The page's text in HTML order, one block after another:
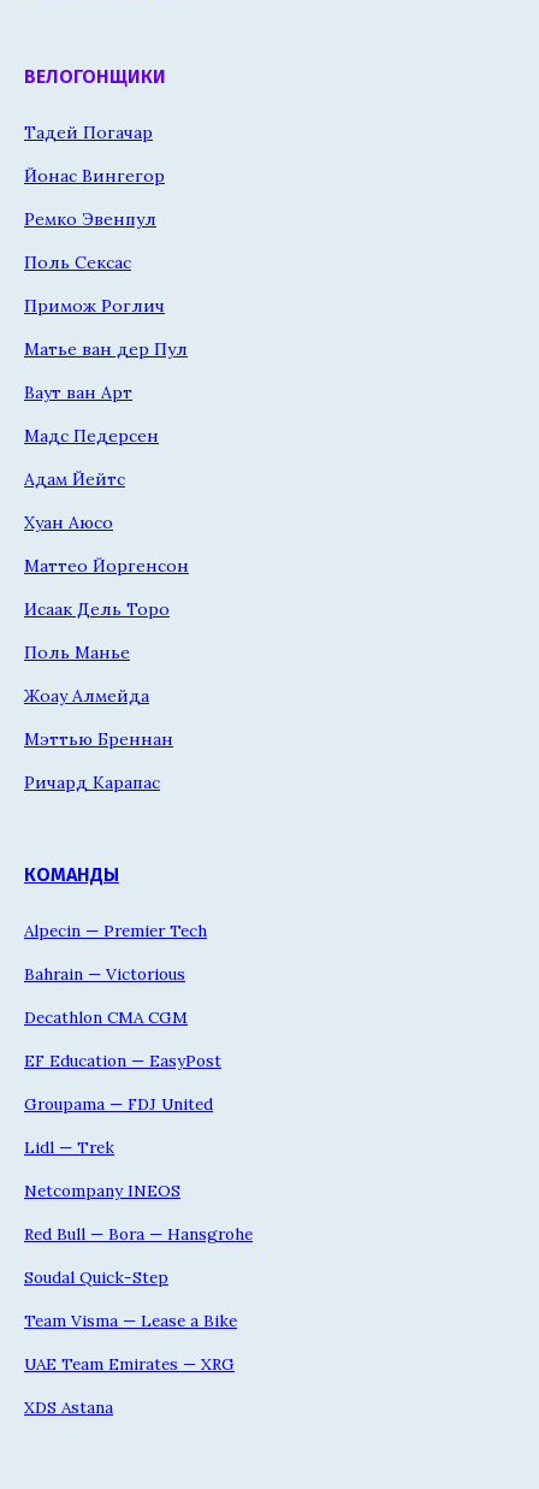
ВЕЛОГОНЩИКИ
Тадей Погачар
Йонас Вингегор
Ремко Эвенпул
Поль Сексас
Примож Роглич
Матье ван дер Пул
Ваут ван Арт
Мадс Педерсен
Адам Йейтс
Хуан Аюсо
Маттео Йоргенсон
Исаак Дель Торо
Поль Манье
Жоау Алмейда
Мэттью Бреннан
Ричард Карапас
КОМАНДЫ
Alpecin — Premier Tech
Bahrain — Victorious
Decathlon CMA CGM
EF Education — EasyPost
Groupama — FDJ United
Lidl — Trek
Netcompany INEOS
Red Bull — Bora — Hansgrohe
Soudal Quick-Step
Team Visma — Lease a Bike
UAE Team Emirates — XRG
XDS Astana